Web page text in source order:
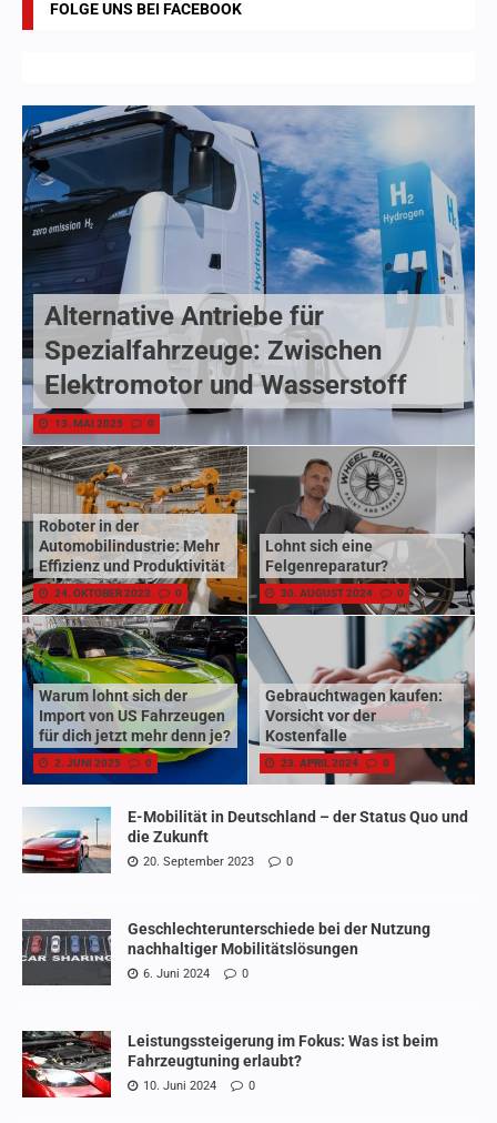
FOLGE UNS BEI FACEBOOK
Alternative Antriebe für
Spezialfahrzeuge: Zwischen
Elektromotor und Wasserstoff
13. MAI 2025 0
Roboter in der
Automobilindustrie: Mehr
Effizienz und Produktivität
24. OKTOBER 2023 0
Lohnt sich eine
Felgenreparatur?
30. AUGUST 2024 0
Warum lohnt sich der
Import von US Fahrzeugen
für dich jetzt mehr denn je?
2. JUNI 2025 0
Gebrauchtwagen kaufen:
Vorsicht vor der
Kostenfalle
23. APRIL 2024 0
E-Mobilität in Deutschland – der Status Quo und
die Zukunft
20. September 2023 0
Geschlechterunterschiede bei der Nutzung
nachhaltiger Mobilitätslösungen
6. Juni 2024 0
Leistungssteigerung im Fokus: Was ist beim
Fahrzeugtuning erlaubt?
10. Juni 2024 0